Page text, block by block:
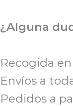
al
¿Alguna
Recogida
Envíos a
Pedidos a